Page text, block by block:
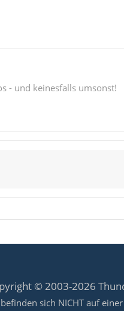
- und keinesfalls umsonst!
© 2003-2026
sich NICHT auf